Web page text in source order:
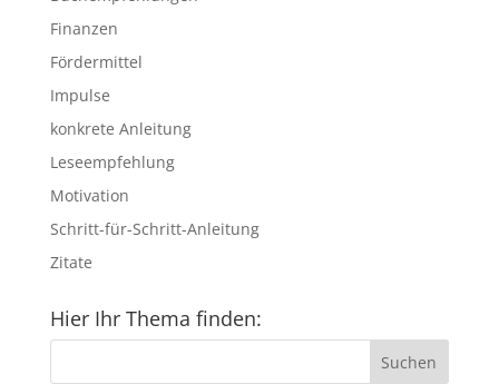
Finanzen
Fördermittel
Impulse
konkrete Anleitung
Leseempfehlung
Motivation
Schritt-für-Schritt-Anleitung
Zitate
Hier Ihr Thema finden: